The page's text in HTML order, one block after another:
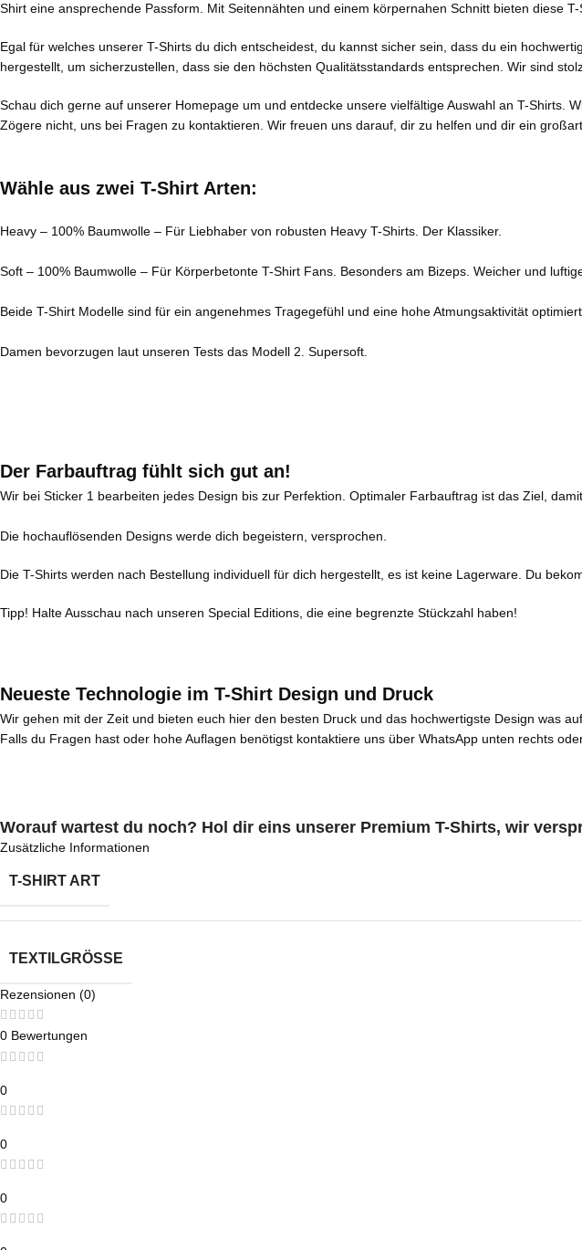
Shirt eine ansprechende Passform. Mit Seitennähten und einem körpernahen Schnitt bieten diese
Egal für welches unserer T-Shirts du dich entscheidest, du kannst sicher sein, dass du ein
hergestellt, um sicherzustellen, dass sie den höchsten Qualitätsstandards entsprechen. Wir sind
Schau dich gerne auf unserer Homepage um und entdecke unsere vielfältige Auswahl an T-Shirts.
Zögere nicht, uns bei Fragen zu kontaktieren. Wir freuen uns darauf, dir zu helfen und dir ein
Wähle aus zwei T-Shirt Arten:
Heavy – 100% Baumwolle – Für Liebhaber von robusten Heavy T-Shirts. Der Klassiker.
Soft – 100% Baumwolle – Für Körperbetonte T-Shirt Fans. Besonders am Bizeps. Weicher und
Beide T-Shirt Modelle sind für ein angenehmes Tragegefühl und eine hohe Atmungsaktivität optimiert.
Damen bevorzugen laut unseren Tests das Modell 2. Supersoft.
Der Farbauftrag fühlt sich gut an!
Wir bei Sticker 1 bearbeiten jedes Design bis zur Perfektion. Optimaler Farbauftrag ist das Ziel,
Die hochauflösenden Designs werde dich begeistern, versprochen.
Die T-Shirts werden nach Bestellung individuell für dich hergestellt, es ist keine Lagerware. Du
Tipp! Halte Ausschau nach unseren Special Editions, die eine begrenzte Stückzahl haben!
Neueste Technologie im T-Shirt Design und Druck
Wir gehen mit der Zeit und bieten euch hier den besten Druck und das hochwertigste Design was
Falls du Fragen hast oder hohe Auflagen benötigst kontaktiere uns über WhatsApp unten rechts
Worauf wartest du noch? Hol dir eins unserer Premium T-Shirts, wir
Zusätzliche Informationen
T-SHIRT ART
TEXTILGRÖSSE
Rezensionen (0)
0 Bewertungen
0
0
0